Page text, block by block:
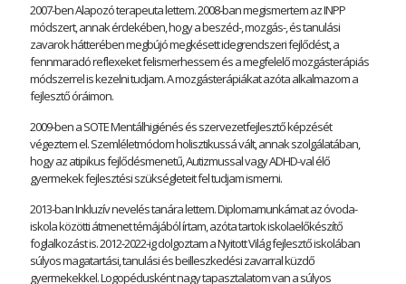
2007-ben Alapozó terapeuta lettem. 2008-ban megismertem az INPP
módszert, annak érdekében, hogy a beszéd-, mozgás-, és tanulási
zavarok hátterében megbújó megkésett idegrendszeri fejlődést, a
fennmaradó reflexeket felismerhessem és a megfelelő mozgásterápiás
módszerrel is kezelni tudjam. A mozgásterápiákat azóta alkalmazom a
fejlesztő óráimon.
2009-ben a SOTE Mentálhigiénés és szervezetfejlesztő képzését
végeztem el. Szemléletmódom holisztikussá vált, annak szolgálatában,
hogy az atipikus fejlődésmenetű, Autizmussal vagy ADHD-val élő
gyermekek fejlesztési szükségleteit fel tudjam ismerni.
2013-ban Inkluzív nevelés tanára lettem. Diplomamunkámat az óvoda-
iskola közötti átmenet témájából írtam, azóta tartok iskolaelőkészítő
foglalkozást is. 2012-2022-ig dolgoztam a Nyitott Világ fejlesztő iskolában
súlyos magatartási, tanulási és beilleszkedési zavarral küzdő
gyermekekkel. Logopédusként nagy tapasztalatom van a súlyos